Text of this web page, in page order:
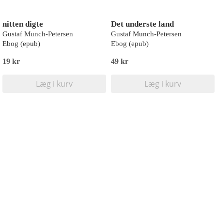
nitten digte
Gustaf Munch-Petersen
Ebog (epub)
19 kr
Læg i kurv
Det underste land
Gustaf Munch-Petersen
Ebog (epub)
49 kr
Læg i kurv